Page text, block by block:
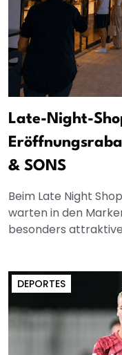
Late-Night-
& SONS
Beim Late Night
warten in den
besonders attraktive
DEPORTES